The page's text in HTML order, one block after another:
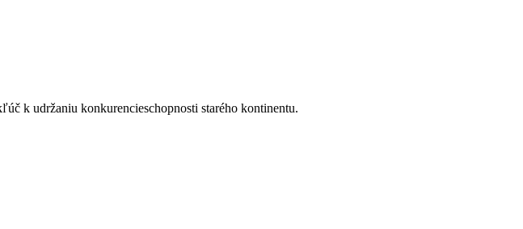
k udržaniu konkurencieschopnosti starého kontinentu.